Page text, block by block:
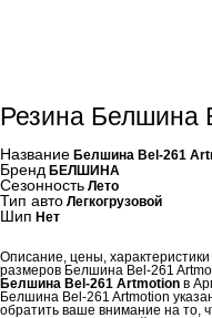
Резина Белшина
Название Белшина Bel-261
Бренд БЕЛШИНА
Сезонность Лето
Тип авто Легкогрузовой
Шип Нет
Описание, цены,
размеров Белшина Bel-261
Белшина Bel-261 Artmotion в
Белшина Bel-261 Artmotion
обратить ваше внимание на то,